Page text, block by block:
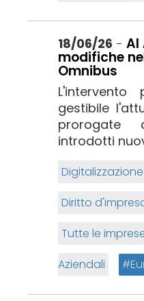
18/06/26 - AI
modifiche
Omnibus
gestibile
prorogate
introdotti
Diritto
Tutte le
Aziendali